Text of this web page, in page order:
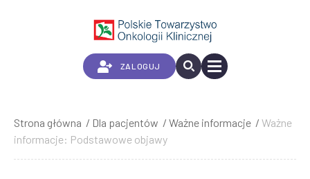
ZALOGUJ
Ścieżka
nawigacyjna
Strona główna Dla pacjentów Ważne informacje
Ważne
informacje: Podstawowe objawy